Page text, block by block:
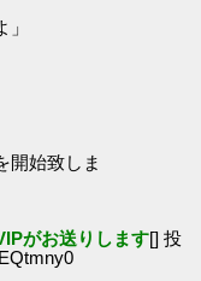
開始致しま
がお送りします[] 投